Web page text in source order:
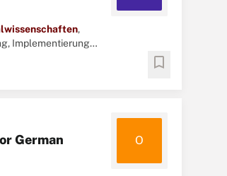
,
Implementierung
bookmark
German
O